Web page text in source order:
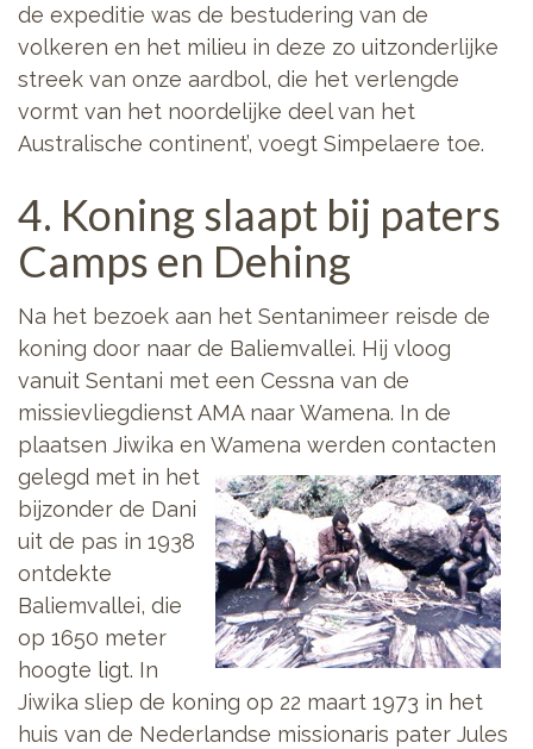
de expeditie was de bestudering van de
volkeren en het milieu in deze zo uitzonderlijke
streek van onze aardbol, die het verlengde
vormt van het noordelijke deel van het
Australische continent’, voegt Simpelaere toe.
4. Koning slaapt bij paters
Camps en Dehing
Na het bezoek aan het Sentanimeer reisde de
koning door naar de Baliemvallei. Hij vloog
vanuit Sentani met een Cessna van de
missievliegdienst AMA naar Wamena. In de
plaatsen Jiwika en Wamena werden contacten
gelegd met in het
bijzonder de Dani
uit de pas in 1938
ontdekte
Baliemvallei, die
op 1650 meter
hoogte ligt. In
Jiwika sliep de koning op 22 maart 1973 in het
huis van de Nederlandse missionaris pater Jules